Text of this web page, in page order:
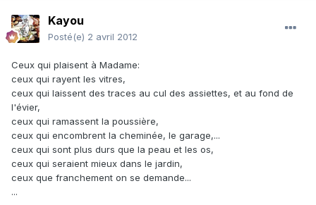
Kayou
Posté(e) 2 avril 2012
Ceux qui plaisent à Madame:
ceux qui rayent les vitres,
ceux qui laissent des traces au cul des assiettes, et au fond de
l'évier,
ceux qui ramassent la poussière,
ceux qui encombrent la cheminée, le garage,...
ceux qui sont plus durs que la peau et les os,
ceux qui seraient mieux dans le jardin,
ceux que franchement on se demande...
...